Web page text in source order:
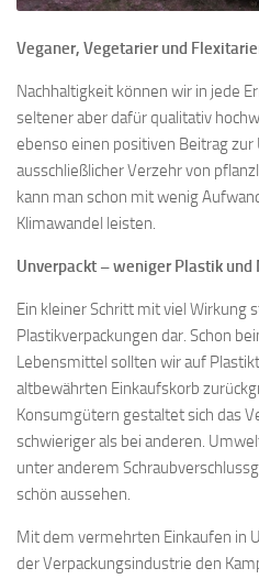
Veganer, Vegetarier und
Nachhaltigkeit können wir in jede
seltener aber dafür qualitativ
ebenso einen positiven Beitrag
ausschließlicher Verzehr von
kann man schon mit wenig
Klimawandel leisten.
Unverpackt – weniger Plastik und
Ein kleiner Schritt mit viel Wirkung
Plastikverpackungen dar. Schon
Lebensmittel sollten wir auf
altbewährten Einkaufskorb
Konsumgütern gestaltet sich das
schwieriger als bei anderen.
unter anderem
schön aussehen.
Mit dem vermehrten Einkaufen in
der Verpackungsindustrie den